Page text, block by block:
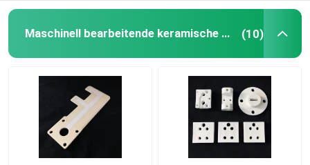
Maschinell bearbeitende keramische Teile (10)